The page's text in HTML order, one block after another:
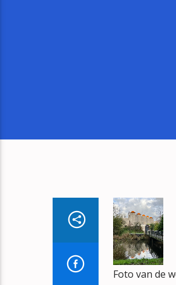
Foto van de